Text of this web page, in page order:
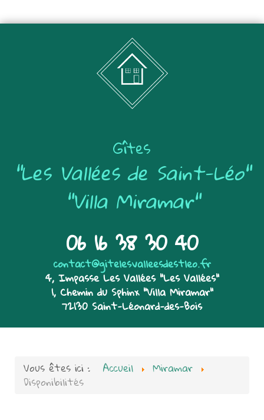
Gîtes
"Les Vallées de Saint-Léo"
"Villa Miramar"
06 16 38 30 40
contact@gitelesvalleesdestleo.fr
4, Impasse Les Vallées "Les Vallées"
1, Chemin du Sphinx "Villa Miramar"
72130 Saint-Léonard-des-Bois
Vous êtes ici : Accueil Miramar
Disponibilités